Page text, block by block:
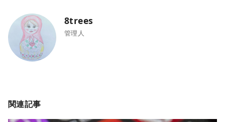
8trees
管理人
関連記事